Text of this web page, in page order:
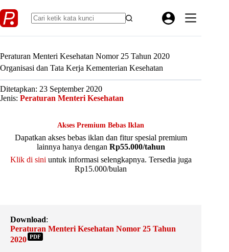
to
content
Peraturan Menteri Kesehatan Nomor 25 Tahun 2020
Organisasi dan Tata Kerja Kementerian Kesehatan
Ditetapkan: 23 September 2020
Jenis: Peraturan Menteri Kesehatan
Akses Premium Bebas Iklan
Dapatkan akses bebas iklan dan fitur spesial premium
lainnya hanya dengan Rp55.000/tahun
Klik di sini untuk informasi selengkapnya. Tersedia juga
Rp15.000/bulan
Download:
Peraturan Menteri Kesehatan Nomor 25 Tahun
2020 PDF